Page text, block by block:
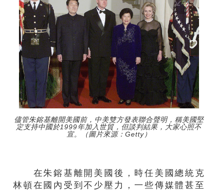
儘管朱鎔基離開美國前，中美雙方發表聯合聲明，稱美國堅
定支持中國於1999年加入世貿，但談判結果，大家心照不
宣。（圖片來源：Getty）
在朱鎔基離開美國後，時任美國總統克
林頓在國內受到不少壓力，一些傳媒體甚至